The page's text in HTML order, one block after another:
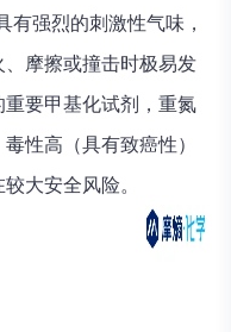
有强烈的刺激性气味，
摩擦或撞击时极易发
要甲基化试剂，重氮
性高（具有致癌性）
大安全风险。